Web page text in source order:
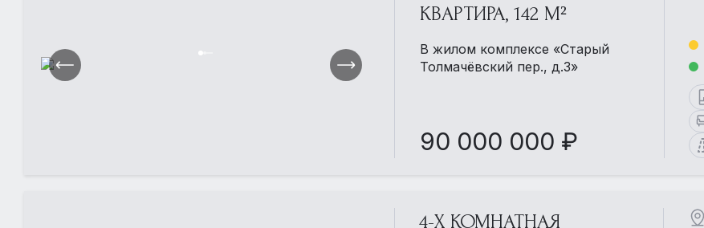
КВАРТИРА, 142 М²
В жилом комплексе «Старый
Толмачёвский пер., д.3»
90 000 000 ₽
4-Х КОМНАТНАЯ